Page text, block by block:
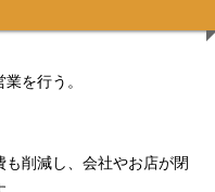
を行う。
削減し、会社やお店が閉